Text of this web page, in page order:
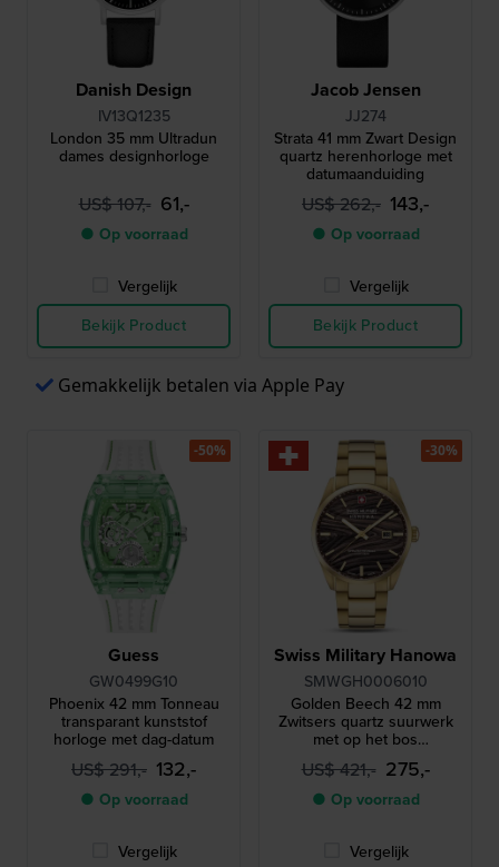
Danish Design
IV13Q1235
London 35 mm Ultradun
dames designhorloge
US$ 107,- 61,-
● Op voorraad
Vergelijk
Bekijk Product
Jacob Jensen
JJ274
Strata 41 mm Zwart Design
quartz herenhorloge met
datumaanduiding
US$ 262,- 143,-
● Op voorraad
Vergelijk
Bekijk Product
Gemakkelijk betalen via Apple Pay
Guess
GW0499G10
Phoenix 42 mm Tonneau
transparant kunststof
horloge met dag-datum
US$ 291,- 132,-
● Op voorraad
Vergelijk
-50%
Swiss Military Hanowa
SMWGH0006010
Golden Beech 42 mm
Zwitsers quartz suurwerk
met op het bos
geïnspireerde wijzerplaat
US$ 421,- 275,-
● Op voorraad
Vergelijk
-30%